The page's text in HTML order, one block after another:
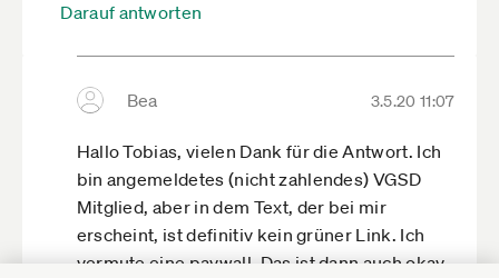
Darauf antworten
Bea 3.5.20 11:07
Hallo Tobias, vielen Dank für die Antwort. Ich
bin angemeldetes (nicht zahlendes) VGSD
Mitglied, aber in dem Text, der bei mir
erscheint, ist definitiv kein grüner Link. Ich
vermute eine paywall. Das ist dann auch okay.